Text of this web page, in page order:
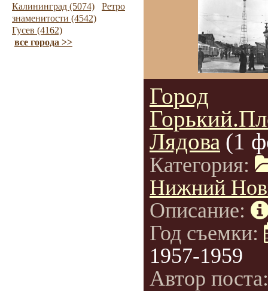
Калининград (5074)
Ретро
знаменитости (4542)
Гусев (4162)
все города >>
Город
Лядова (1
Категория:
Нижний
Описание:
Год съемки:
1957-1959
Автор